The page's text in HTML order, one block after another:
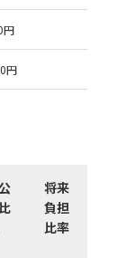
円
円
将来
負担
比率